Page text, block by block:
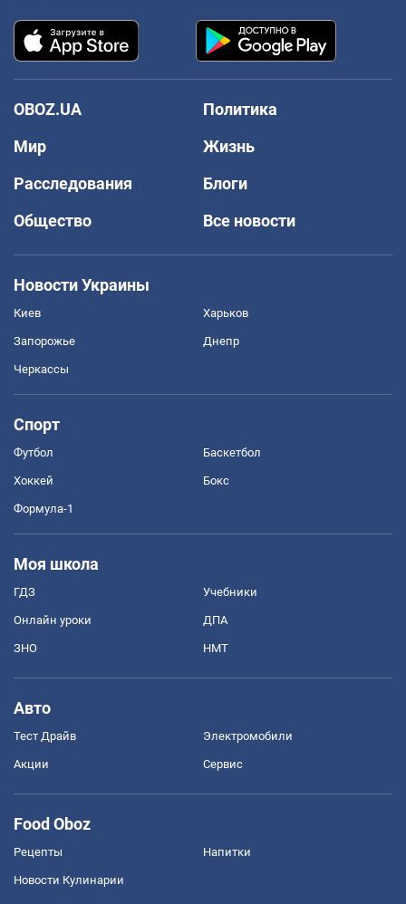
OBOZ.UA
Политика
Мир
Жизнь
Расследования
Блоги
Общество
Все новости
Новости Украины
Киев Харьков
Запорожье Днепр
Черкассы
Спорт
Футбол Баскетбол
Хоккей Бокс
Формула-1
Моя школа
ГДЗ Учебники
Онлайн уроки ДПА
ЗНО НМТ
Авто
Тест Драйв Электромобили
Акции Сервис
Food Oboz
Рецепты Напитки
Новости Кулинарии